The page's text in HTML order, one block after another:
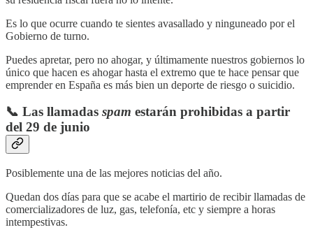
Es lo que ocurre cuando te sientes avasallado y ninguneado por el
Gobierno de turno.
Puedes apretar, pero no ahogar, y últimamente nuestros gobiernos lo
único que hacen es ahogar hasta el extremo que te hace pensar que
emprender en España es más bien un deporte de riesgo o suicidio.
📞 Las llamadas spam estarán prohibidas a partir
del 29 de junio
Posiblemente una de las mejores noticias del año.
Quedan dos días para que se acabe el martirio de recibir llamadas de
comercializadores de luz, gas, telefonía, etc y siempre a horas
intempestivas.